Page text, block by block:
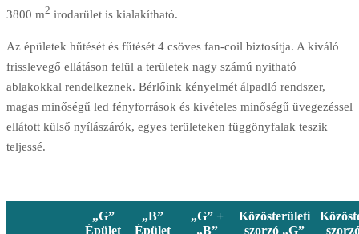
3800 m2 irodarület is kialakítható.
Az épületek hűtését és fűtését 4 csöves fan-coil biztosítja. A kiváló
frisslevegő ellátáson felül a területek nagy számú nyitható
ablakokkal rendelkeznek. Bérlőink kényelmét álpadló rendszer,
magas minőségű led fényforrások és kivételes minőségű üvegezéssel
ellátott külső nyílászárók, egyes területeken függönyfalak teszik
teljessé.
„G”
Épület
„B”
Épület
„G” +
„B”
Közösterületi
szorzó „G”